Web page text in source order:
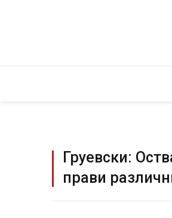
Груевски:
правиИ Данска се